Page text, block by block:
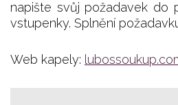
napište svůj požadavek do
vstupenky. Splnění
Web kapely: